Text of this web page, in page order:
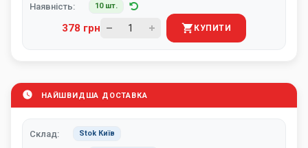
Наявність: 10 шт.
378 грн КУПИТИ
НАЙШВИДША ДОСТАВКА
Склад: Stok Київ